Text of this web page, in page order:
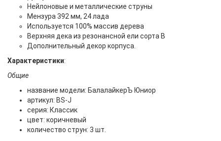
Нейлоновые и металлические струны
Мензура 392 мм, 24 лада
Используется 100% массив дерева
Верхняя дека из резонансной ели сорта B
Дополнительный декор корпуса.
Характеристики:
Общие
название модели: БалалайкерЪ Юниор
артикул: BS-J
серия: Классик
цвет: коричневый
количество струн: 3 шт.